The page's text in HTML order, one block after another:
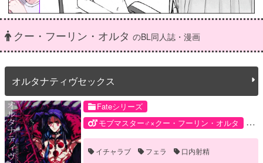
クー・フーリン・オルタ のBL同人誌・漫画
オルタナティヴセックス
Fateシリーズ
モブマスター♂×クー・フーリン・オルタ
クー・フーリン・オルタ
モブマスター♂
イチャラブ フェラ
口内射精